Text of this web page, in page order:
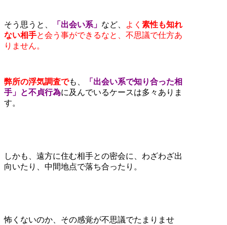
そう思うと、 「出会い系」 など、 よく 素性も知れ
ない相手と会う事ができるなと、不思議で仕方あ
りません。
弊所の浮気調査でも、
「出会い系で知り合った相
手」と不貞行為に及んでいるケースは多々ありま
す。
しかも、遠方に住む相手との密会に、わざわざ出
向いたり、中間地点で落ち合ったり。
怖くないのか、その感覚が不思議でたまりませ